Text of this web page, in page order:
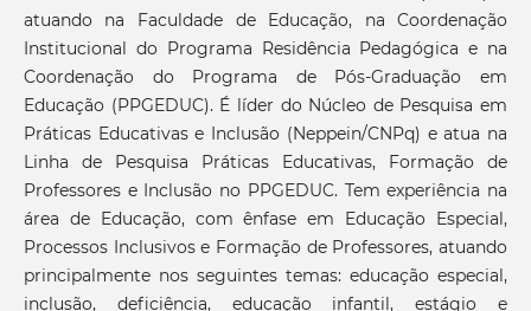
atuando na Faculdade de Educação, na Coordenação
Institucional do Programa Residência Pedagógica e na
Coordenação do Programa de Pós-Graduação em
Educação (PPGEDUC). É líder do Núcleo de Pesquisa em
Práticas Educativas e Inclusão (Neppein/CNPq) e atua na
Linha de Pesquisa Práticas Educativas, Formação de
Professores e Inclusão no PPGEDUC. Tem experiência na
área de Educação, com ênfase em Educação Especial,
Processos Inclusivos e Formação de Professores, atuando
principalmente nos seguintes temas: educação especial,
inclusão, deficiência, educação infantil, estágio e